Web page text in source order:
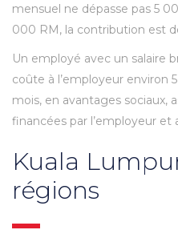
mensuel ne dépasse pas 5
000 RM, la contribution est
Un employé avec un salaire
coûte à l’employeur environ
mois, en avantages sociaux,
financées par l’employeur et
Kuala
régions